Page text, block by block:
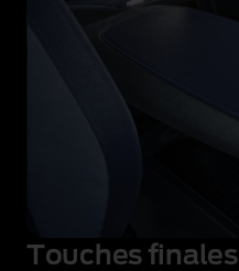
Touches finales